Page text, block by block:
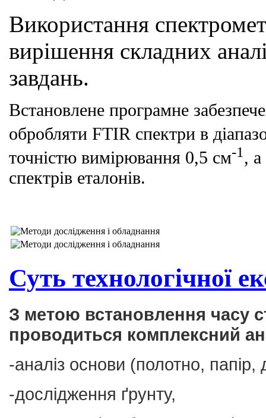
Використання
вирішення складних
завдань.
Встановлене програмне
обробляти FTIR спектри в
точністю вимірювання 0,5 см-1 , а
спектрів еталонів.
Суть технологічної
З метою встановлення часу
проводиться комплексний
-аналіз основи (полотно,
-дослідження ґрунту,